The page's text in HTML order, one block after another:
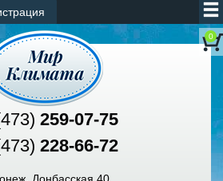
0
259-07-75
228-66-72